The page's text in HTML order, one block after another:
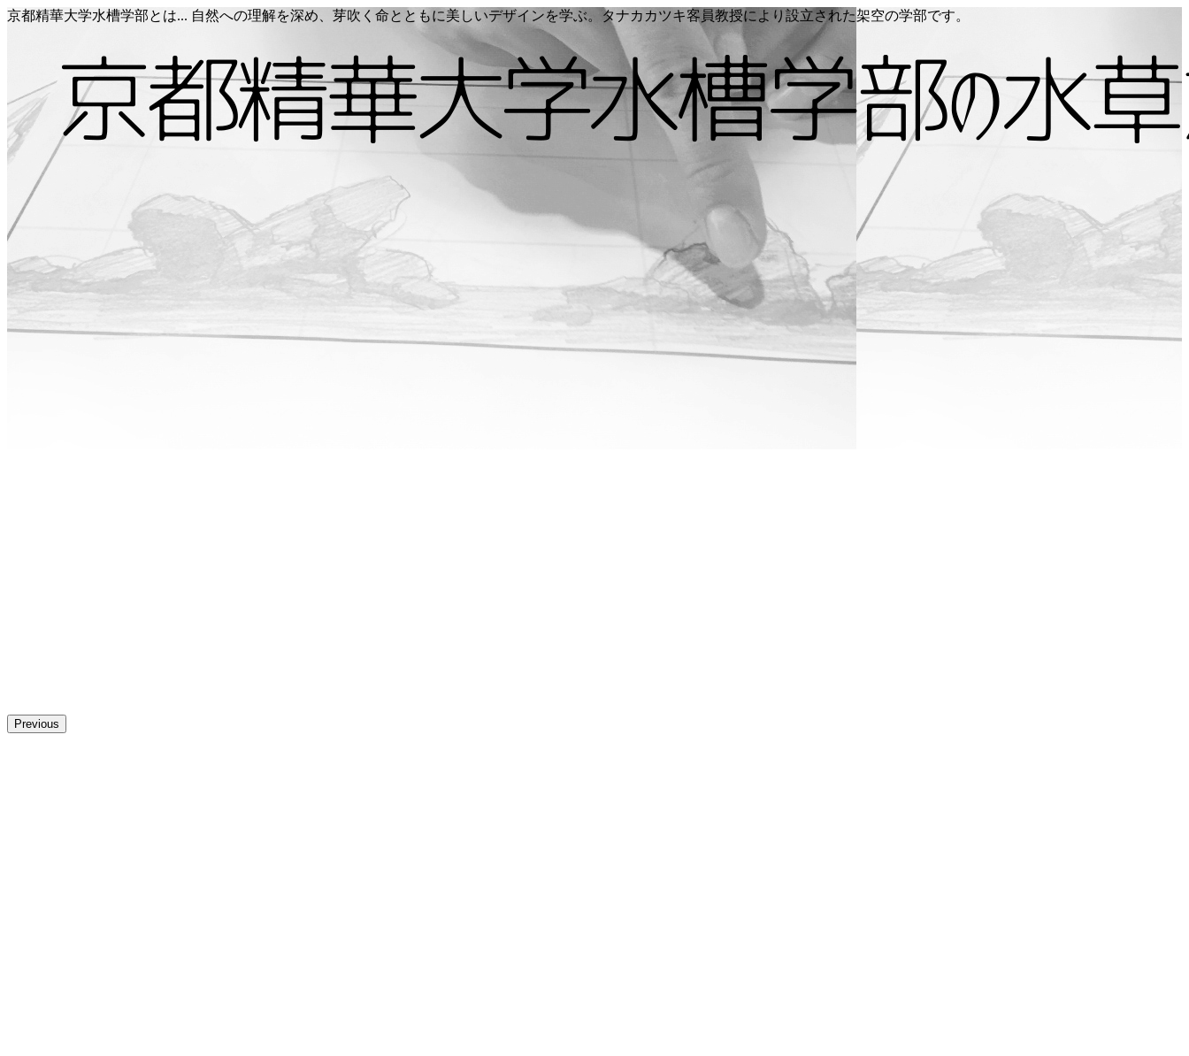
京都精華大学水槽学部とは... 自然への理解を深め、芽吹く命とともに美しいデザインを学ぶ。タナカカツキ客員教授により設立された架空の学部です。
Previous